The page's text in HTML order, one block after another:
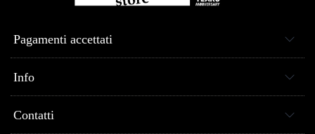
Pagamenti accettati
Info
Contatti